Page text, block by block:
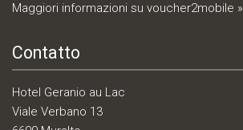
Maggiori informazioni su voucher2mobile »
Contatto
Hotel Geranio au Lac
Viale Verbano 13